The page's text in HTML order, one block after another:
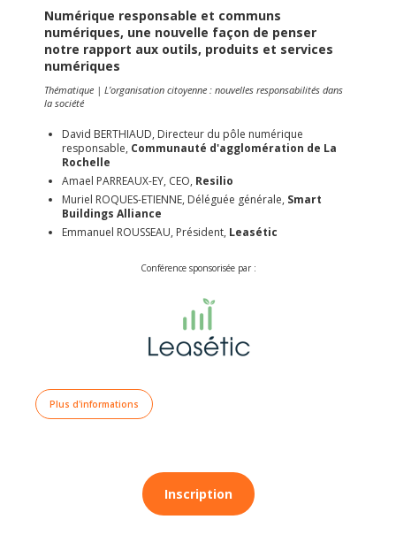
Numérique responsable et communs
numériques, une nouvelle façon de penser
notre rapport aux outils, produits et services
numériques
Thématique | L’organisation citoyenne : nouvelles responsabilités dans
la société
David BERTHIAUD, Directeur du pôle numérique
responsable, Communauté d'agglomération de La
Rochelle
Amael PARREAUX-EY, CEO, Resilio
Muriel ROQUES-ETIENNE, Déléguée générale, Smart
Buildings Alliance
Emmanuel ROUSSEAU, Président, Leasétic
Conférence sponsorisée par :
Plus d'informations
Inscription